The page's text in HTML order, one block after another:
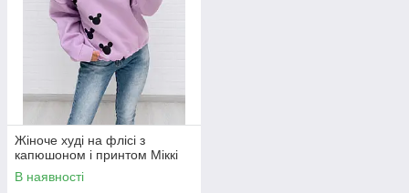
Жіноче худі на флісі з
капюшоном і принтом Міккі
В наявності